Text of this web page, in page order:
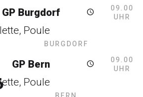
GP Burgdorf
09.00
UHR
Poule
BURGDORF
GP Bern
09.00
UHR
Poule